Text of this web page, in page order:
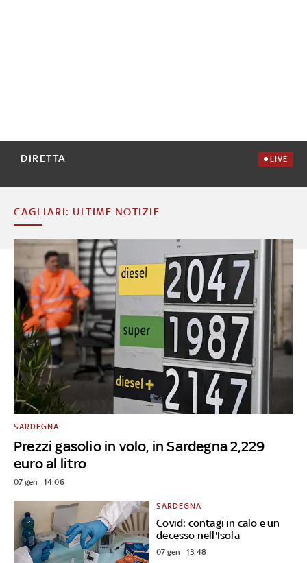
DIRETTA LIVE
CAGLIARI: ULTIME NOTIZIE
Prezzi gasolio in volo, in Sardegna 2,229
euro al litro
SARDEGNA
07 gen - 14:06
Covid: contagi in calo e un
decesso nell'Isola
SARDEGNA
07 gen - 13:48